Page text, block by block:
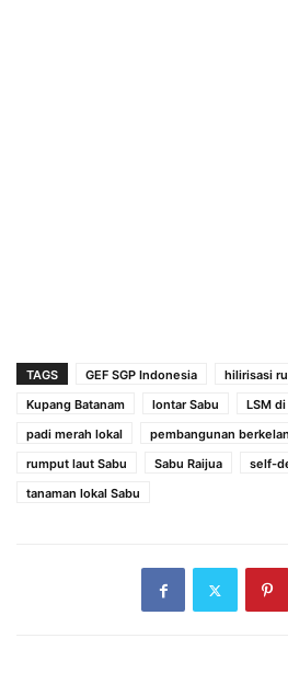
TAGS GEF SGP Indonesia hilirisasi
Kupang Batanam
lontar Sabu LSM
padi merah lokal
pembangunan
rumput laut Sabu
Sabu Raijua
self-
tanaman lokal Sabu